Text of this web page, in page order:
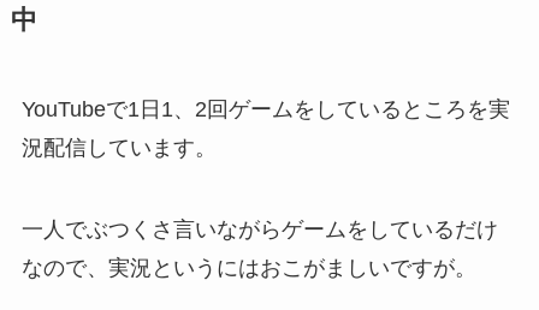
中
YouTubeで1日1、2回ゲームをしているところを実
況配信しています。
一人でぶつくさ言いながらゲームをしているだけ
なので、実況というにはおこがましいですが。